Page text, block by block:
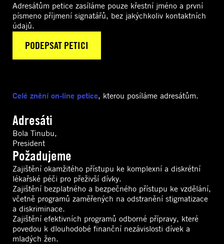
Adresátům petice zasíláme pouze křestní jméno a první
písmeno příjmení signatářů, bez jakýchkoliv kontaktních
údajů.
Celé znění on-line petice, kterou posíláme adresátům.
Adresáti
Bola Tinubu,
President
Požadujeme
Zajištění okamžitého přístupu ke komplexní a diskrétní
lékařské péči pro přeživší dívky.
Zajištění bezplatného a bezpečného přístupu ke vzdělání,
včetně programů zaměřených na odstranění stigmatizace
a diskriminace.
Zajištění efektivních programů odborné přípravy, které
povedou k dlouhodobé finanční nezávislosti dívek a
mladých žen.